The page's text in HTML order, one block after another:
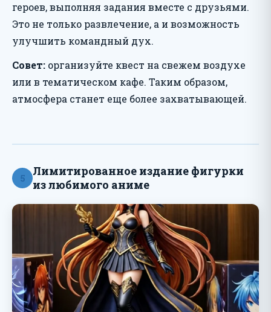
героев, выполняя задания вместе с друзьями.
Это не только развлечение, а и возможность
улучшить командный дух.
Совет: организуйте квест на свежем воздухе
или в тематическом кафе. Таким образом,
атмосфера станет еще более захватывающей.
5
Лимитированное издание фигурки
из любимого аниме